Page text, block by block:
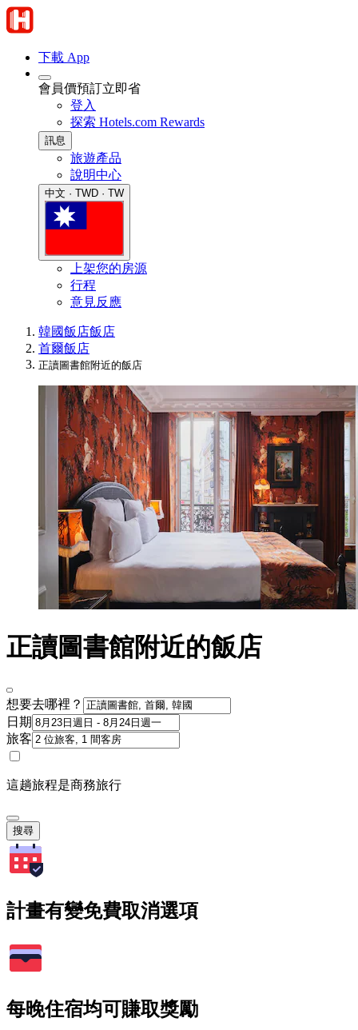
下載 App
會員價預訂立即省
登入
探索 Hotels.com Rewards
訊息
旅遊產品
說明中心
中文 · TWD · TW
上架您的房源
行程
意見反應
韓國飯店飯店
首爾飯店
正讀圖書館附近的飯店
正讀圖書館附近的飯店
想要去哪裡？
日期
旅客
這趟旅程是商務旅行
搜尋
計畫有變免費取消選項
每晚住宿均可賺取獎勵